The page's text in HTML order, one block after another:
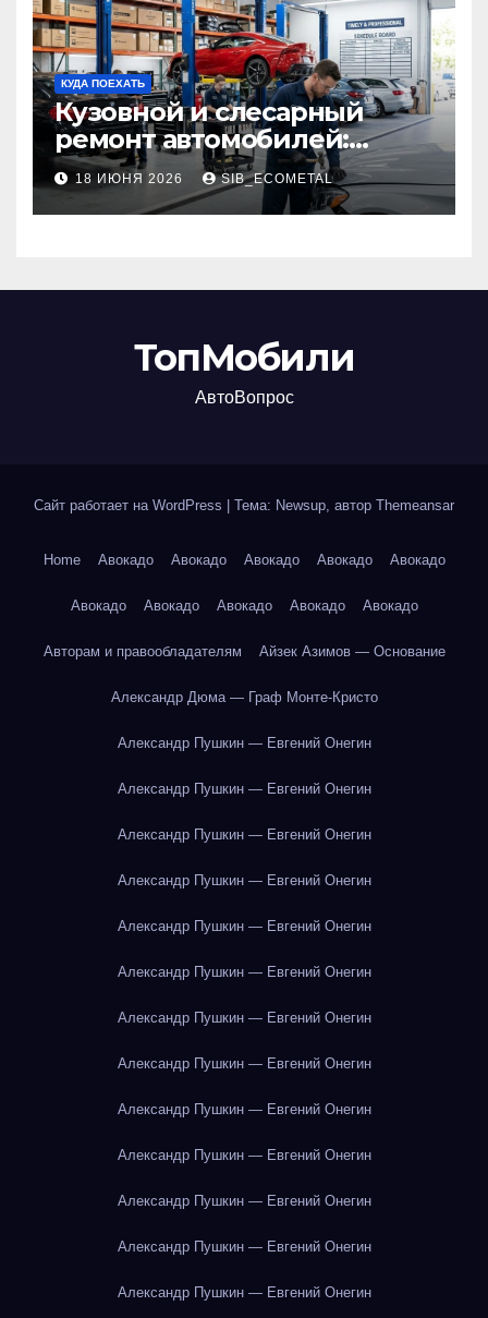
КУДА ПОЕХАТЬ
Кузовной и слесарный
ремонт автомобилей:
наличие оригинальных
запчастей производителя
и сроки выполнения работ
18 ИЮНЯ 2026 SIB_ECOMETAL
ТопМобили
АвтоВопрос
Сайт работает на WordPress Тема: Newsup, автор Themeansar
Home Авокадо Авокадо Авокадо Авокадо Авокадо
Авокадо Авокадо Авокадо Авокадо Авокадо
Авторам и правообладателям Айзек Азимов — Основание
Александр Дюма — Граф Монте-Кристо
Александр Пушкин — Евгений Онегин
Александр Пушкин — Евгений Онегин
Александр Пушкин — Евгений Онегин
Александр Пушкин — Евгений Онегин
Александр Пушкин — Евгений Онегин
Александр Пушкин — Евгений Онегин
Александр Пушкин — Евгений Онегин
Александр Пушкин — Евгений Онегин
Александр Пушкин — Евгений Онегин
Александр Пушкин — Евгений Онегин
Александр Пушкин — Евгений Онегин
Александр Пушкин — Евгений Онегин
Александр Пушкин — Евгений Онегин